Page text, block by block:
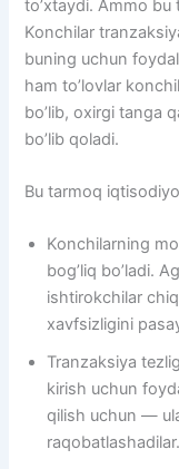
to’xtaydi. Ammo bu
Konchilar
buning uchun
ham to’lovlar
bo’lib, oxirgi tanga
bo’lib qoladi.
Bu tarmoq
Konchilarning
bog’liq bo’ladi.
ishtirokchilar
xavfsizligini
Tranzaksiya
kirish uchun
qilish uchun —
raqobatlashadilar.